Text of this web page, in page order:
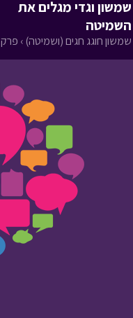
שמשון וגדי מגלים את
השמיטה
שמשון חוגג חגים (ושמיטה) › פרק 2